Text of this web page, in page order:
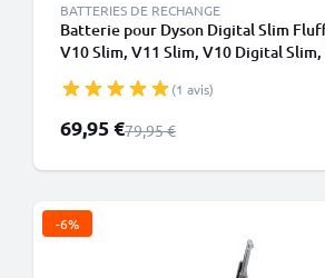
BATTERIES DE RECHANGE
Batterie pour Dyson Digital Slim
V10 Slim, V11 Slim, V10 Digital
CELLONIC - Batterie à encliqueter
(1 avis)
Prix spécial
69,95 €Prix normal
79,95 €
-6%